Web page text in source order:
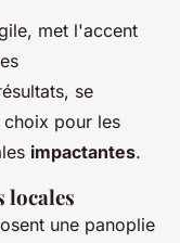
met l'accent
se
choix pour les
impactantes.
locales
une panoplie